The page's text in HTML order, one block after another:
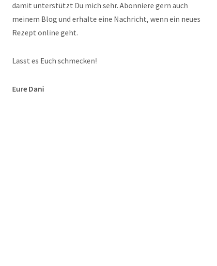
damit unterstützt Du mich sehr. Abonniere gern auch
meinem Blog und erhalte eine Nachricht, wenn ein neues
Rezept online geht.
Lasst es Euch schmecken!
Eure Dani